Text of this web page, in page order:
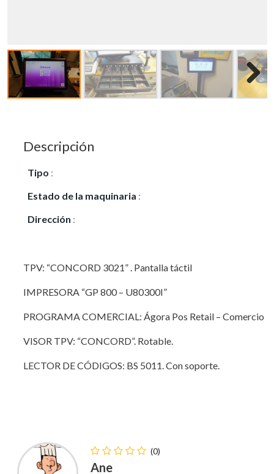
Descripción
Tipo :
Estado de la maquinaria :
Dirección :
TPV: “CONCORD 3021” . Pantalla táctil
IMPRESORA “GP 800 – U80300I”
PROGRAMA COMERCIAL: Ágora Pos Retail – Comercio
VISOR TPV: “CONCORD”. Rotable.
LECTOR DE CÓDIGOS: BS 5011. Con soporte.
(0)
Ane